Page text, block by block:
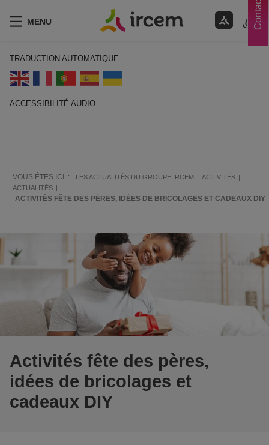
Contacts
MENU
TRADUCTION AUTOMATIQUE
ACCESSIBILITÉ AUDIO
VOUS ÊTES ICI : LES ACTUALITÉS DU GROUPE IRCEM
ACTIVITÉS
ACTUALITÉS
ACTIVITÉS FÊTE DES PÈRES, IDÉES DE BRICOLAGES ET CADEAUX DIY
Activités fête des pères,
idées de bricolages et
cadeaux DIY